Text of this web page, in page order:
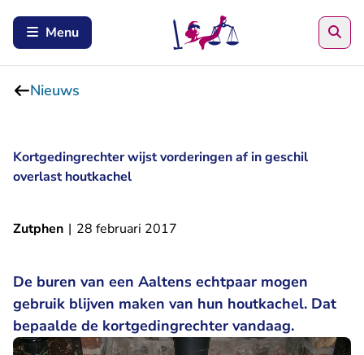
Menu
Nieuws
Kortgedingrechter wijst vorderingen af in geschil
overlast houtkachel
Zutphen | 28 februari 2017
De buren van een Aaltens echtpaar mogen
gebruik blijven maken van hun houtkachel. Dat
bepaalde de kortgedingrechter vandaag.